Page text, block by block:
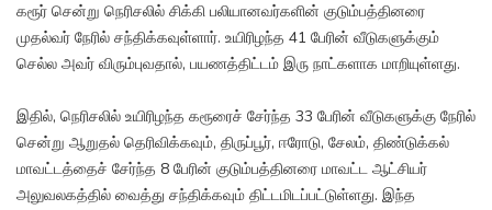
கரூர் சென்று நெரிசலில் சிக்கி பலியானவர்களின் குடும்பத்தினரை
முதல்வர் நேரில் சந்திக்கவுள்ளார். உயிரிழந்த 41 பேரின் வீடுகளுக்கும்
செல்ல அவர் விரும்புவதால், பயணத்திட்டம் இரு நாட்களாக மாறியுள்ளது.
இதில், நெரிசலில் உயிரிழந்த கரூரைச் சேர்ந்த 33 பேரின் வீடுகளுக்கு நேரில்
சென்று ஆறுதல் தெரிவிக்கவும், திருப்பூர், ஈரோடு, சேலம், திண்டுக்கல்
மாவட்டத்தைச் சேர்ந்த 8 பேரின் குடும்பத்தினரை மாவட்ட ஆட்சியர்
அலுவலகத்தில் வைத்து சந்திக்கவும் திட்டமிடப்பட்டுள்ளது. இந்த